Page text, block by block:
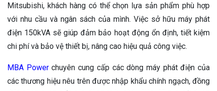
Mitsubishi, khách hàng có thể chọn lựa sản phẩm phù hợp
với nhu cầu và ngân sách của mình. Việc sở hữu máy phát
điện 150kVA sẽ giúp đảm bảo hoạt động ổn định, tiết kiệm
chi phí và bảo vệ thiết bị, nâng cao hiệu quả công việc.
MBA Powerchuyên cung cấp các dòng máy phát điện của
các thương hiệu nêu trên được nhập khẩu chính ngạch, đồng